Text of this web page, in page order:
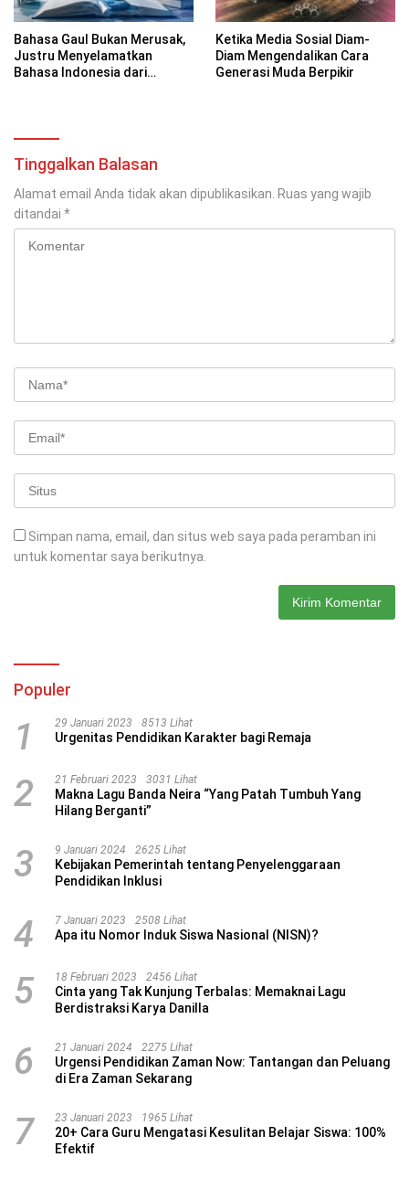
Bahasa Gaul Bukan Merusak,
Justru Menyelamatkan
Bahasa Indonesia dari
Ketika Media Sosial Diam-
Diam Mengendalikan Cara
Generasi Muda Berpikir
Tinggalkan Balasan
Alamat email Anda tidak akan dipublikasikan. Ruas yang wajib
ditandai *
Simpan nama, email, dan situs web saya pada peramban ini
untuk komentar saya berikutnya.
Populer
1 29 Januari 2023 8513 Lihat
Urgenitas Pendidikan Karakter bagi Remaja
2 21 Februari 2023 3031 Lihat
Makna Lagu Banda Neira “Yang Patah Tumbuh Yang
Hilang Berganti”
3 9 Januari 2024 2625 Lihat
Kebijakan Pemerintah tentang Penyelenggaraan
Pendidikan Inklusi
4 7 Januari 2023 2508 Lihat
Apa itu Nomor Induk Siswa Nasional (NISN)?
5 18 Februari 2023 2456 Lihat
Cinta yang Tak Kunjung Terbalas: Memaknai Lagu
Berdistraksi Karya Danilla
6 21 Januari 2024 2275 Lihat
Urgensi Pendidikan Zaman Now: Tantangan dan Peluang
di Era Zaman Sekarang
7 23 Januari 2023 1965 Lihat
20+ Cara Guru Mengatasi Kesulitan Belajar Siswa: 100%
Efektif